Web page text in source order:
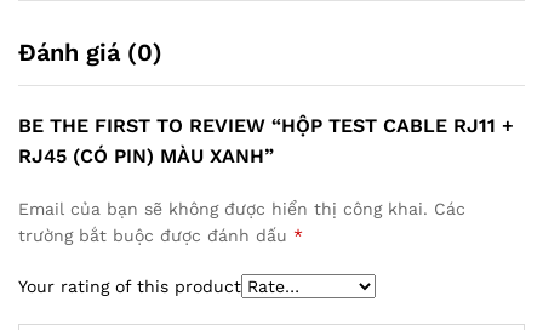
Đánh giá (0)
BE THE FIRST TO REVIEW “HỘP TEST CABLE RJ11 +
RJ45 (CÓ PIN) MÀU XANH”
Email của bạn sẽ không được hiển thị công khai. Các
trường bắt buộc được đánh dấu *
Your rating of this product